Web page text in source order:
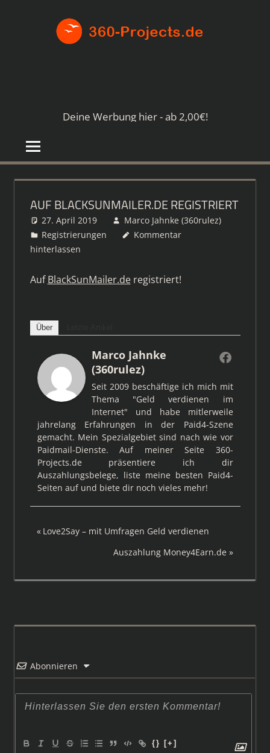
Deine Werbung hier - ab 2,00€!
AUF BLACKSUNMAILER.DE REGISTRIERT
27. April 2019
Marco Jahnke (360rulez)
Registrierungen
Kommentar
hinterlassen
AufBlackSunMailer.deregistriert!
Über
Marco Jahnke
(360rulez)
Seit 2009 beschäftige ich mich mit
Thema "Geld verdienen im
Internet" und habe mitlerweile
jahrelang Erfahrungen in der Paid4-Szene
gemacht. Mein Spezialgebiet sind nach wie vor
Paidmail-Dienste. Auf meiner Seite 360-
Projects.de präsentiere ich dir
Auszahlungsbelege, liste meine besten Paid4-
Seiten auf und biete dir noch vieles mehr!
Beitragsnavigation
Vorheriger
Love2Say – mit Umfragen Geld verdienen
Nächster
Auszahlung Money4Earn.de
Abonnieren
{} [+]